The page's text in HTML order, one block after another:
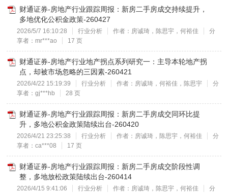
财通证券-房地产行业跟踪周报：新房二手房成交持续提升，
多地优化公积金政策-260427
2026/5/7 16:10:28 行业分析 作者：房诚琦，陈思宇，何裕佳
分
享者：mr***ao
17 页
财通证券-房地产行业地产拐点系列研究一：主导本轮地产拐
点，却被市场忽略的三因素-260421
2026/4/22 15:19:39 行业分析 作者：房诚琦，何裕佳，陈思宇
分
享者：gj***hb
28 页
财通证券-房地产行业跟踪周报：新房二手房成交同环比提
升，多地公积金政策陆续出台-260420
2026/4/21 23:25:38 行业分析 作者：房诚琦，陈思宇，何裕佳
分
享者：ca***08
17 页
财通证券-房地产行业跟踪周报：新房二手房成交阶段性调
整，多地放松政策陆续出台-260414
2026/4/15 9:41:06 行业分析 作者：房诚琦，陈思宇，何裕佳
分